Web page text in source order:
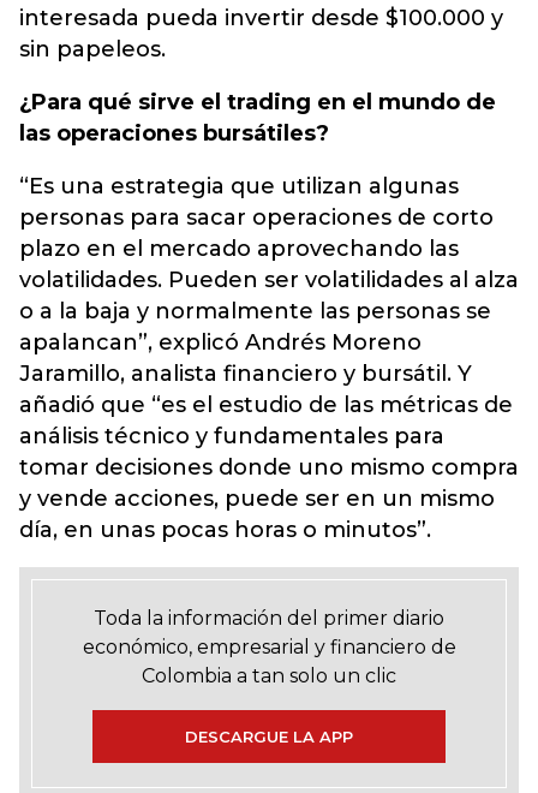
interesada pueda invertir desde $100.000 y
sin papeleos.
¿Para qué sirve el trading en el mundo de
las operaciones bursátiles?
“Es una estrategia que utilizan algunas
personas para sacar operaciones de corto
plazo en el mercado aprovechando las
volatilidades. Pueden ser volatilidades al alza
o a la baja y normalmente las personas se
apalancan”, explicó Andrés Moreno
Jaramillo, analista financiero y bursátil. Y
añadió que “es el estudio de las métricas de
análisis técnico y fundamentales para
tomar decisiones donde uno mismo compra
y vende acciones, puede ser en un mismo
día, en unas pocas horas o minutos”.
Toda la información del primer diario
económico, empresarial y financiero de
Colombia a tan solo un clic
DESCARGUE LA APP